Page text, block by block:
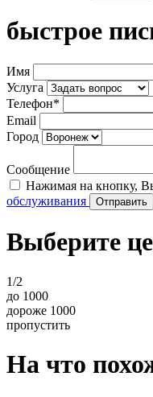
быстрое
Имя
Услуга
Телефон*
Email
Город
Сообщение
Нажимая на кнопку,
обслуживания
Выберите
1/2
до 1000
дороже 1000
пропустить
На что